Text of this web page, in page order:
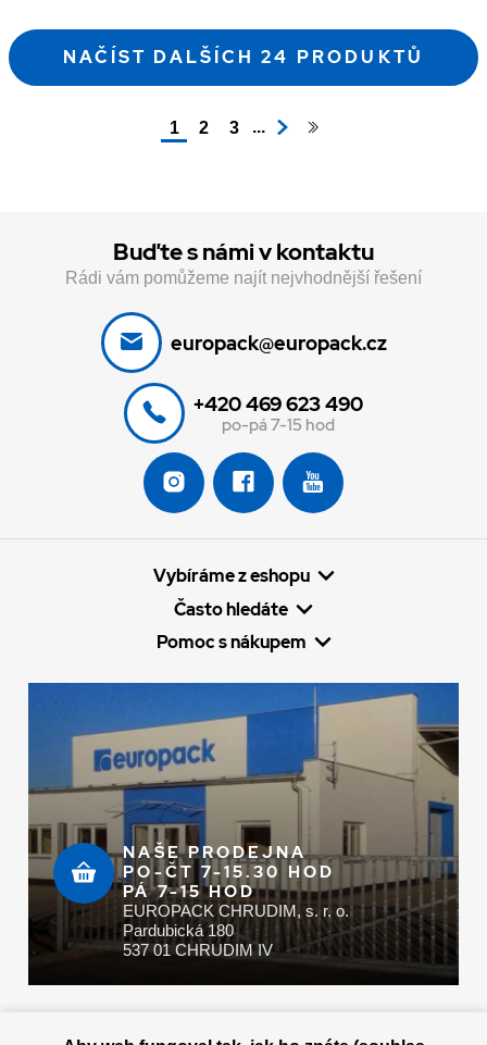
NAČÍST DALŠÍCH 24 PRODUKTŮ
1 2 3 ...
Buďte s námi v kontaktu
Rádi vám pomůžeme najít nejvhodnější řešení
europack@europack.cz
+420 469 623 490
po-pá 7-15 hod
Vybíráme z eshopu
Často hledáte
Pomoc s nákupem
NAŠE PRODEJNA
PO-ČT 7-15.30 HOD
PÁ 7-15 HOD
EUROPACK CHRUDIM, s. r. o.
Pardubická 180
537 01 CHRUDIM IV